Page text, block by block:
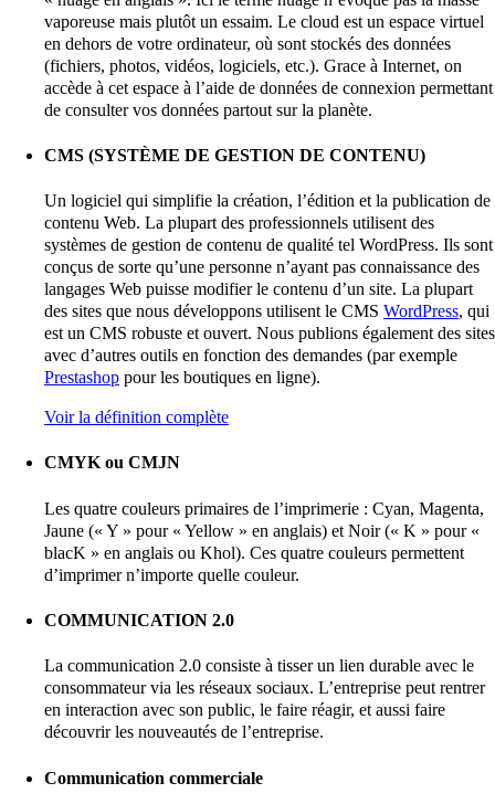
vaporeuse mais plutôt un essaim. Le cloud est un espace virtuel
en dehors de votre ordinateur, où sont stockés des données
(fichiers, photos, vidéos, logiciels, etc.). Grace à Internet, on
accède à cet espace à l’aide de données de connexion permettant
de consulter vos données partout sur la planète.
CMS (SYSTÈME DE GESTION DE CONTENU)
Un logiciel qui simplifie la création, l’édition et la publication de
contenu Web. La plupart des professionnels utilisent des
systèmes de gestion de contenu de qualité tel WordPress. Ils sont
conçus de sorte qu’une personne n’ayant pas connaissance des
langages Web puisse modifier le contenu d’un site. La plupart
des sites que nous développons utilisent le CMS WordPress, qui
est un CMS robuste et ouvert. Nous publions également des sites
avec d’autres outils en fonction des demandes (par exemple
Prestashop pour les boutiques en ligne).
Voir la définition complète
CMYK ou CMJN
Les quatre couleurs primaires de l’imprimerie : Cyan, Magenta,
Jaune (« Y » pour « Yellow » en anglais) et Noir (« K » pour «
blacK » en anglais ou Khol). Ces quatre couleurs permettent
d’imprimer n’importe quelle couleur.
COMMUNICATION 2.0
La communication 2.0 consiste à tisser un lien durable avec le
consommateur via les réseaux sociaux. L’entreprise peut rentrer
en interaction avec son public, le faire réagir, et aussi faire
découvrir les nouveautés de l’entreprise.
Communication commerciale